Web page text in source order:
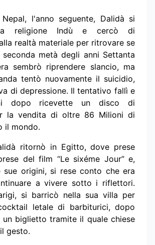
l'anno seguente, Dalidà si
religione Indù e cercò di
realtà materiale per ritrovare se
seconda metà degli anni Settanta
sembrò riprendere slancio, ma
tentò nuovamente il suicidio,
di depressione. Il tentativo fallì e
dopo ricevette un disco di
la vendita di oltre 86 Milioni di
il mondo.
ritornò in Egitto, dove prese
del film “Le sixéme Jour” e,
sue origini, si rese conto che era
a vivere sotto i riflettori.
si barricò nella sua villa per
letale di barbiturici, dopo
un biglietto tramite il quale chiese
gesto.